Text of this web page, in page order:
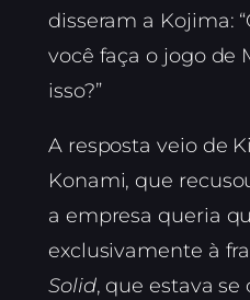
disseram a Kojima:
você faça o jogo de
isso?”
A resposta veio de
Konami, que
a empresa queria
exclusivamente à
Solid, que estava